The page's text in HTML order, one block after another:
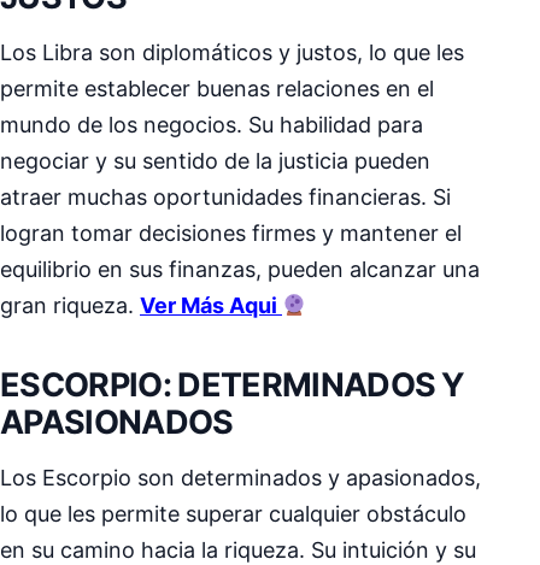
Los Libra son diplomáticos y justos, lo que les
permite establecer buenas relaciones en el
mundo de los negocios. Su habilidad para
negociar y su sentido de la justicia pueden
atraer muchas oportunidades financieras. Si
logran tomar decisiones firmes y mantener el
equilibrio en sus finanzas, pueden alcanzar una
gran riqueza. Ver Más Aqui
ESCORPIO: DETERMINADOS Y
APASIONADOS
Los Escorpio son determinados y apasionados,
lo que les permite superar cualquier obstáculo
en su camino hacia la riqueza. Su intuición y su